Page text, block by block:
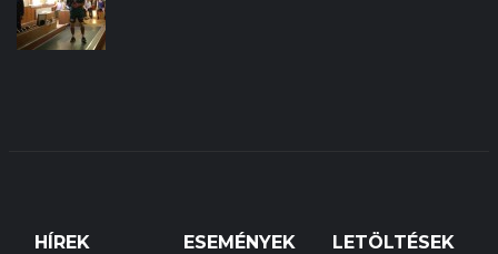
HÍREK ESEMÉNYEK LETÖLTÉSEK